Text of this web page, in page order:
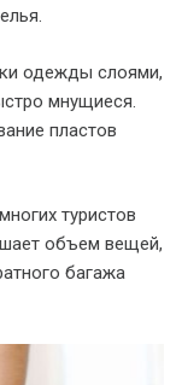
одежды слоями,
мнущиеся.
пластов
туристов
объем вещей,
багажа